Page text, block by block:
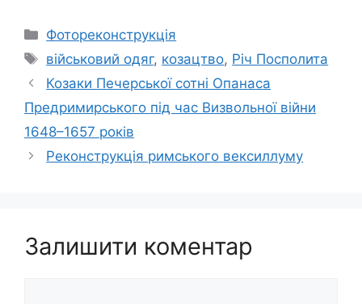
Категорії
Фотореконструкція
Позначки
військовий одяг, козацтво, Річ Посполита
Козаки Печерської сотні Опанаса
Предримирського під час Визвольної війни
1648–1657 років
Реконструкція римського вексиллуму
Залишити коментар